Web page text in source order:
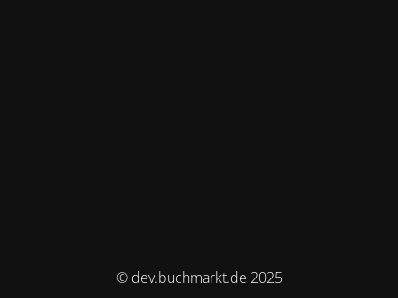
© dev.buchmarkt.de 2025